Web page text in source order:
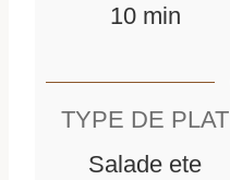
10m
n
u
min
TYPE DE PLAT
Salade ete